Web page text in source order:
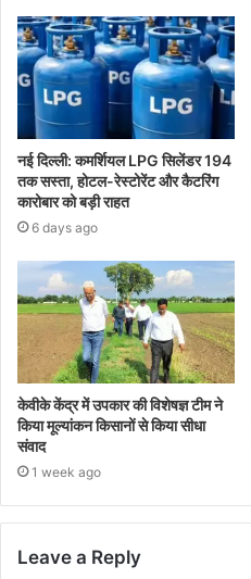
नई दिल्ली: कमर्शियल LPG सिलेंडर 194
तक सस्ता, होटल-रेस्टोरेंट और कैटरिंग
कारोबार को बड़ी राहत
6 days ago
केवीके केंद्र में उपकार की विशेषज्ञ टीम ने
किया मूल्यांकन किसानों से किया सीधा
संवाद
1 week ago
Leave a Reply